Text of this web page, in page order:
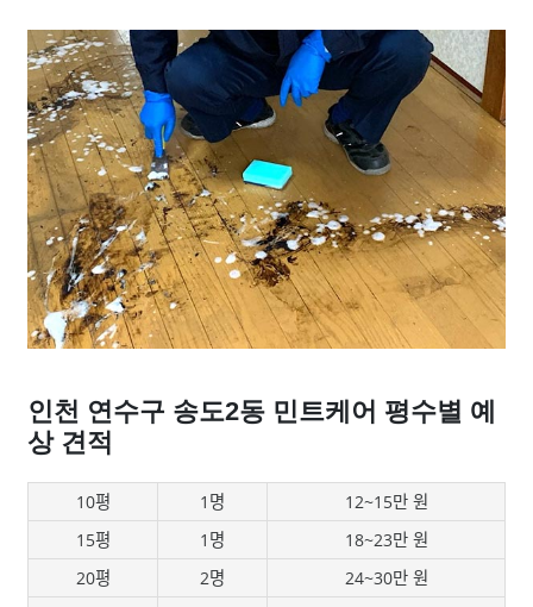
인천 연수구 송도2동 민트케어 평수별 예
상 견적
10평 1명
12~15만 원
15평
1명
18~23만 원
20평
2명
24~30만 원